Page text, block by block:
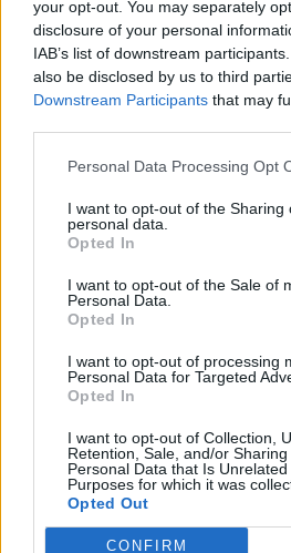
your opt-out. You may separately
disclosure of your personal
IAB’s list of downstream
also be disclosed by us to third
Downstream Participants that may
Personal Data Processing Opt
I want to opt-out of the Sharing
personal data.
Opted In
I want to opt-out of the Sale of
Personal Data.
Opted In
I want to opt-out of processing
Personal Data for Targeted
Opted In
I want to opt-out of Collection,
Retention, Sale, and/or
Personal Data that Is
Purposes for which it was
Opted Out
CONFIRM
Εργασία
06/05/2026
ChemExpo 2026 by Chemecon |
Εργασία
Επιστρέφει το JobFair Xanthi
και το ΤΗΜΜΥ του ΔΠΘ το Μάιο